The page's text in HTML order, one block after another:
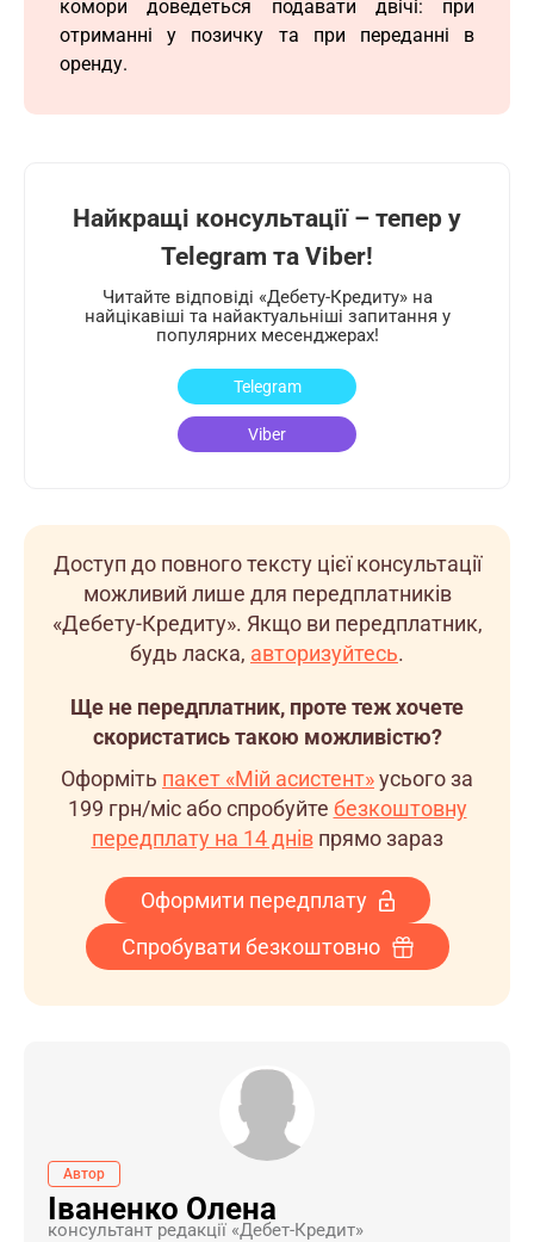
комори доведеться подавати двічі: при
отриманні у позичку та при переданні в
оренду.
Найкращі консультації – тепер у
Telegram та Viber!
Читайте відповіді «Дебету-Кредиту» на
найцікавіші та найактуальніші запитання у
популярних месенджерах!
Telegram
Viber
Доступ до повного тексту цієї консультації
можливий лише для передплатників
«Дебету-Кредиту». Якщо ви передплатник,
будь ласка, авторизуйтесь.
Ще не передплатник, проте теж хочете
скористатись такою можливістю?
Оформіть пакет «Мій асистент»усього за
199 грн/місабо спробуйте безкоштовну
передплату на 14 днівпрямо зараз
Оформити передплату
Спробувати безкоштовно
Автор
Іваненко Олена
консультант редакції «Дебет-Кредит»